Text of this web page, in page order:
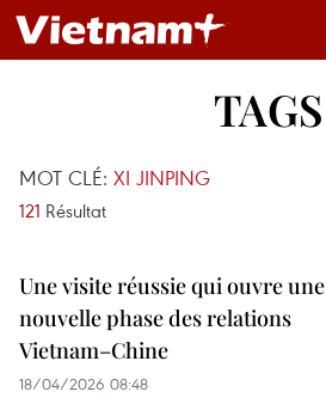
TAGS
MOT CLÉ: XI JINPING
121 Résultat
Une visite réussie qui ouvre une
nouvelle phase des relations
Vietnam–Chine
18/04/2026 08:48